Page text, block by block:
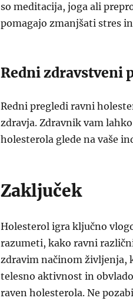
so meditacija, joga ali
pomagajo zmanjšati stres
Redni zdravstveni
Redni pregledi ravni
zdravja. Zdravnik vam
holesterola glede na vaše
Zaključek
Holesterol igra ključno
razumeti, kako ravni
zdravim načinom življenja,
telesno aktivnost in
raven holesterola. Ne